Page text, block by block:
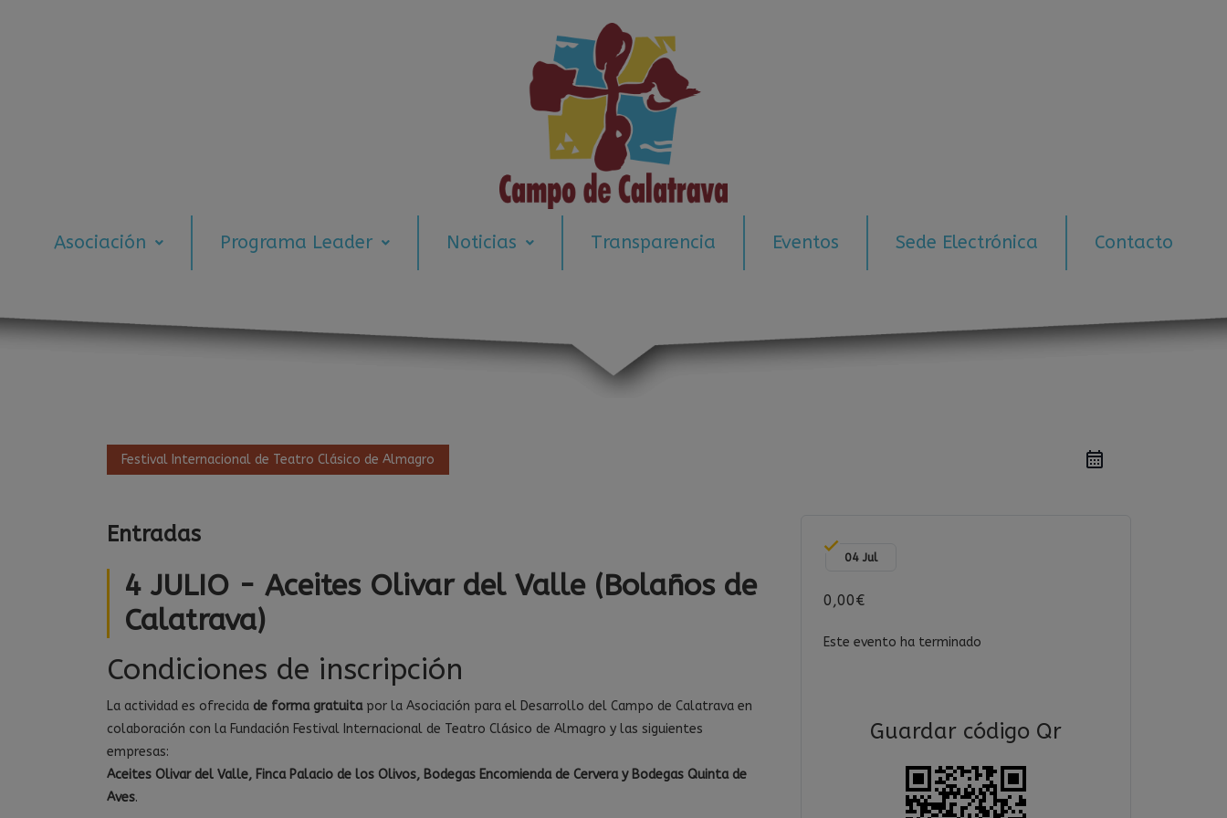
Asociación Programa Leader Noticias Transparencia Eventos Sede Electrónica Contacto
Festival Internacional de Teatro Clásico de Almagro
Entradas
4 JULIO - Aceites Olivar del Valle (Bolaños de
Calatrava)
Condiciones de inscripción
La actividad es ofrecida de forma gratuitapor la Asociación para el Desarrollo del Campo de Calatrava en
colaboración con la Fundación Festival Internacional de Teatro Clásico de Almagro y las siguientes
empresas:
Aceites Olivar del Valle, Finca Palacio de los Olivos, Bodegas Encomienda de Cervera y Bodegas Quinta de
Aves.
04 Jul
0,00€
Este evento ha terminado
Guardar código Qr